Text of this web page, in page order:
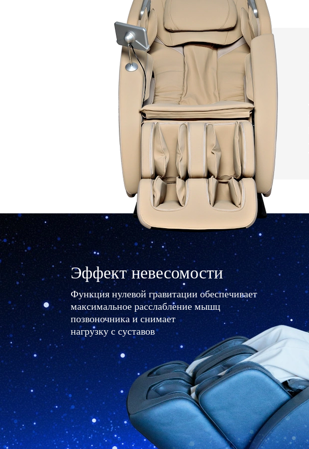
Эффект невесомости
Функция нулевой гравитации обеспечивает
максимальное расслабление мышц
позвоночника и снимает
нагрузку с суставов